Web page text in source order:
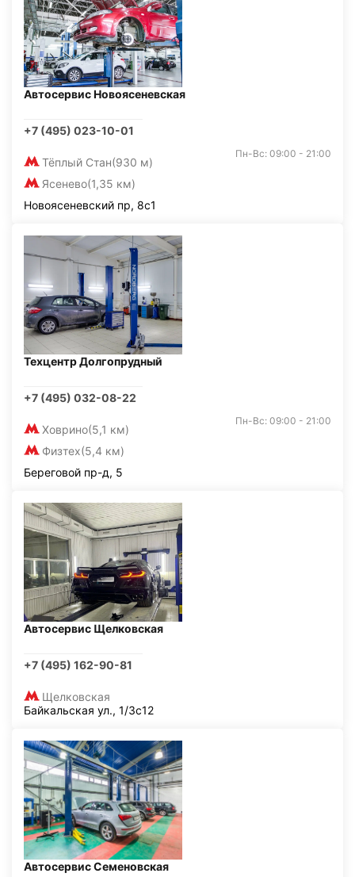
Автосервис Новоясеневская
+7 (495) 023-10-01
Тёплый Стан(930 м)
Ясенево(1,35 км)
Пн-Вс: 09:00 - 21:00
Новоясеневский пр, 8с1
Техцентр Долгопрудный
+7 (495) 032-08-22
Ховрино(5,1 км)
Физтех(5,4 км)
Пн-Вс: 09:00 - 21:00
Береговой пр-д, 5
Автосервис Щелковская
+7 (495) 162-90-81
Щелковская
Байкальская ул., 1/3с12
Автосервис Семеновская